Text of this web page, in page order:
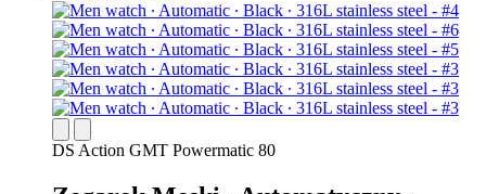
DS Action GMT Powermatic 80